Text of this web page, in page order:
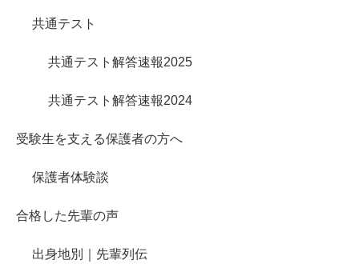
共通テスト
共通テスト解答速報2025
共通テスト解答速報2024
受験生を支える保護者の方へ
保護者体験談
合格した先輩の声
出身地別｜先輩列伝